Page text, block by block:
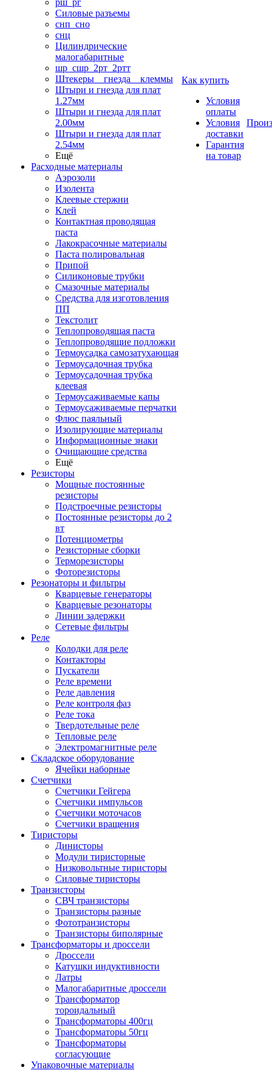
рш_рг
Силовые разъемы
снп_сно
снц
Цилиндрические
малогабаритные
шр_сшр_2рт_2ртт
Штекеры _ гнезда _ клеммы
Штыри и гнезда для плат
1.27мм
Штыри и гнезда для плат
2.00мм
Штыри и гнезда для плат
2.54мм
Ещё
Расходные материалы
Аэрозоли
Изолента
Клеевые стержни
Клей
Контактная проводящая
паста
Лакокрасочные материалы
Паста полировальная
Припой
Силиконовые трубки
Смазочные материалы
Средства для изготовления
ПП
Текстолит
Теплопроводящая паста
Теплопроводящие подложки
Термоусадка самозатухающая
Термоусадочная трубка
Термоусадочная трубка
клеевая
Термоусаживаемые капы
Термоусаживаемые перчатки
Флюс паяльный
Изолирующие материалы
Информационные знаки
Очищающие средства
Ещё
Резисторы
Мощные постоянные
резисторы
Подстроечные резисторы
Постоянные резисторы до 2
вт
Потенциометры
Резисторные сборки
Терморезисторы
Фоторезисторы
Резонаторы и фильтры
Кварцевые генераторы
Кварцевые резонаторы
Линии задержки
Сетевые фильтры
Реле
Колодки для реле
Контакторы
Пускатели
Реле времени
Реле давления
Реле контроля фаз
Реле тока
Твердотельные реле
Тепловые реле
Электромагнитные реле
Складское оборудование
Ячейки наборные
Счетчики
Счетчики Гейгера
Счетчики импульсов
Счетчики моточасов
Счетчики вращения
Тиристоры
Динисторы
Модули тиристорные
Низковольтные тиристоры
Силовые тиристоры
Транзисторы
СВЧ транзисторы
Транзисторы разные
Фототранзисторы
Транзисторы биполярные
Трансформаторы и дроссели
Дроссели
Катушки индуктивности
Латры
Малогабаритные дроссели
Трансформатор
тороидальный
Трансформаторы 400гц
Трансформаторы 50гц
Трансформаторы
согласующие
Упаковочные материалы
Как купить
Условия
оплаты
Условия
доставки
Гарантия
на товар